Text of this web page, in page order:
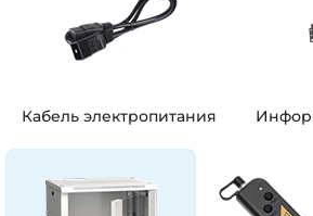
Кабель электропитания